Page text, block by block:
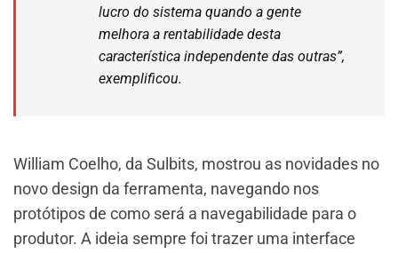
lucro do sistema quando a gente
melhora a rentabilidade desta
característica independente das outras”,
exemplificou.
William Coelho, da Sulbits, mostrou as novidades no
novo design da ferramenta, navegando nos
protótipos de como será a navegabilidade para o
produtor. A ideia sempre foi trazer uma interface